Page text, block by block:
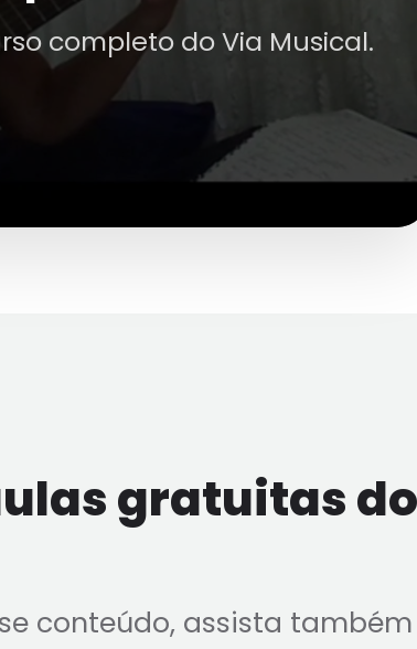
completo do Via Musical.
gratuitas
conteúdo, assista